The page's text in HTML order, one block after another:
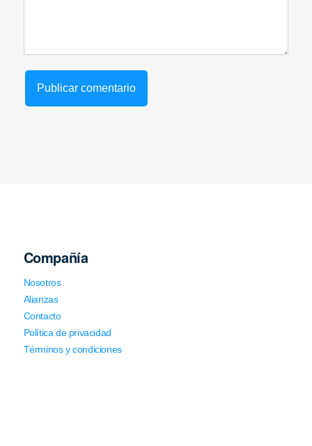
Compañía
Nosotros
Alianzas
Contacto
Política de privacidad
Términos y condiciones